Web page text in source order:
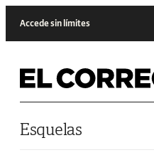
Accede sin límites
Esquelas